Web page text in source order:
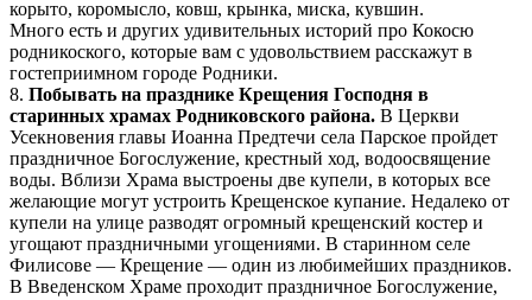
корыто, коромысло, ковш, крынка, миска, кувшин.
Много есть и других удивительных историй про Кокосю
родникоского, которые вам с удовольствием расскажут в
гостеприимном городе Родники.
8. Побывать на празднике Крещения Господня в
старинных храмах Родниковского района. В Церкви
Усекновения главы Иоанна Предтечи села Парское пройдет
праздничное Богослужение, крестный ход, водоосвящение
воды. Вблизи Храма выстроены две купели, в которых все
желающие могут устроить Крещенское купание. Недалеко от
купели на улице разводят огромный крещенский костер и
угощают праздничными угощениями. В старинном селе
Филисове — Крещение — один из любимейших праздников.
В Введенском Храме проходит праздничное Богослужение,